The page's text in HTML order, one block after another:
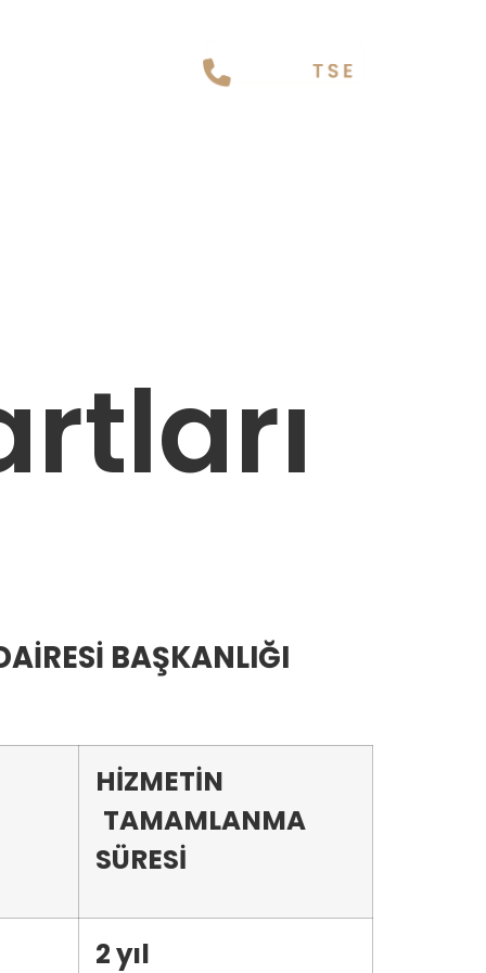
BAŞKANLIĞI
HİZMETİN
TAMAMLANMA
SÜRESİ
2 yıl